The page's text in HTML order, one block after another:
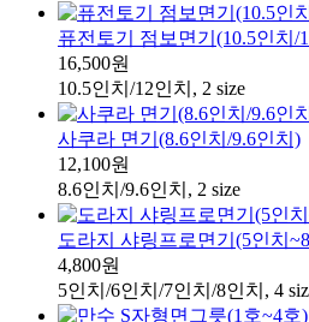
퓨전토기 점보면기(10.5인치/
16,500원
10.5인치/12인치, 2 size
사쿠라 면기(8.6인치/9.6인치)
12,100원
8.6인치/9.6인치, 2 size
도라지 샤링프로면기(5인치
4,800원
5인치/6인치/7인치/8인치, 4